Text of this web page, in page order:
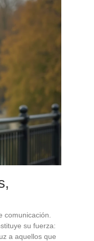
comunicación.
su fuerza:
a aquellos que